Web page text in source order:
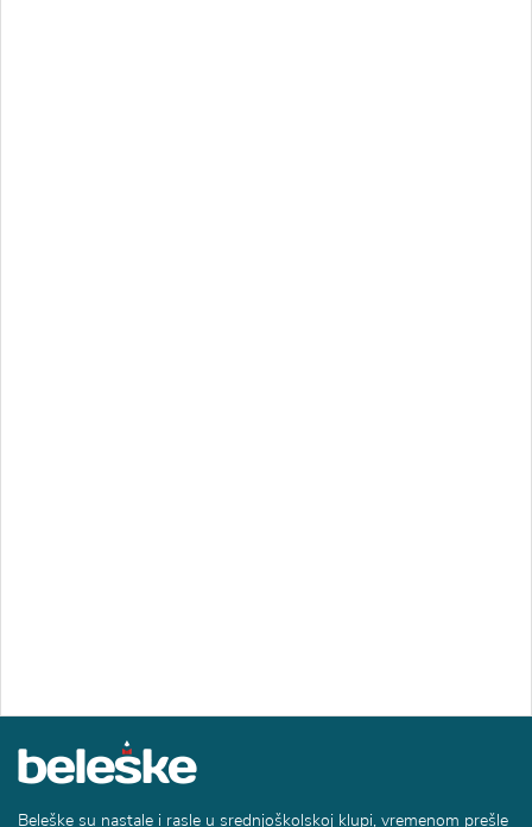
Beleške su nastale i rasle u srednjoškolskoj klupi, vremenom prešle